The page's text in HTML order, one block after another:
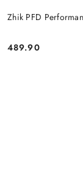
Zhik PFD
Cena:
489.90